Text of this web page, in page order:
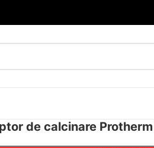
de calcinare